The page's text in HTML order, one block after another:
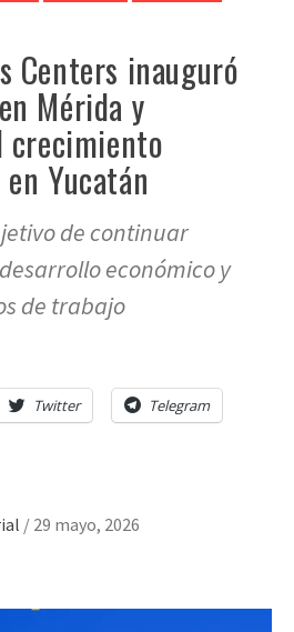
Centers inauguró
Mérida y
crecimiento
Yucatán
de continuar
económico y
de trabajo
Twitter Telegram
/ 29 mayo, 2026